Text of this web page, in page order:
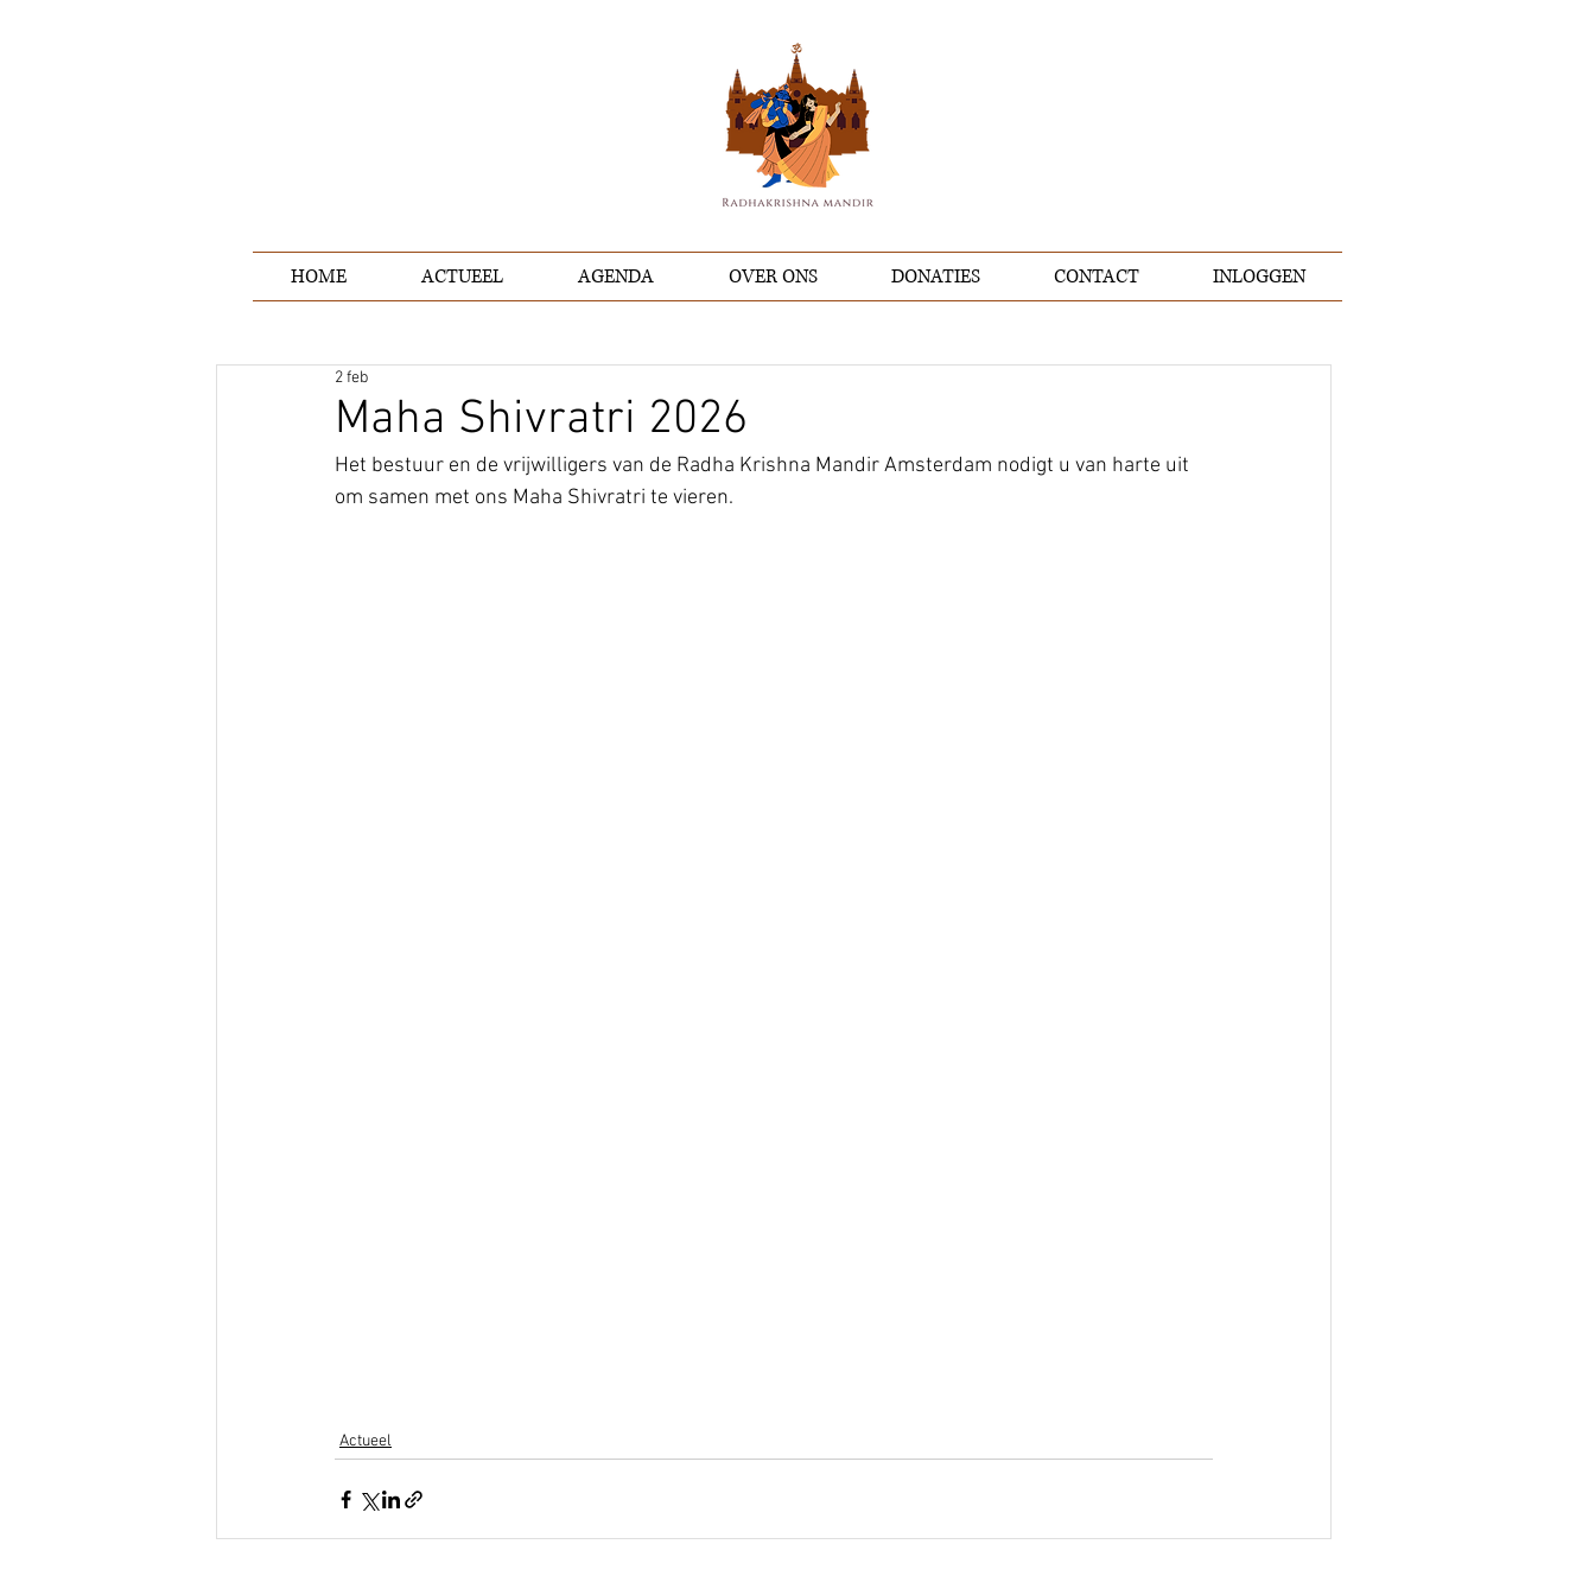
HOME ACTUEEL AGENDA OVER ONS DONATIES CONTACT INLOGGEN
Maha Shivratri 2026
2 feb
Het bestuur en de vrijwilligers van de Radha Krishna Mandir Amsterdam nodigt u van harte uit
om samen met ons Maha Shivratri te vieren.
Actueel